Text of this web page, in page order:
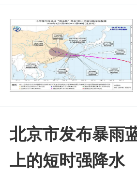
北京市发布暴雨
上的短时强降水